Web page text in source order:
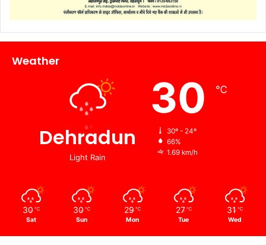
Weather
Dehradun
Light Rain
30 ℃
30º - 24º
66%
1.69 km/h
30 ℃
Sat
30 ℃
Sun
29 ℃
Mon
27 ℃
Tue
31 ℃
Wed